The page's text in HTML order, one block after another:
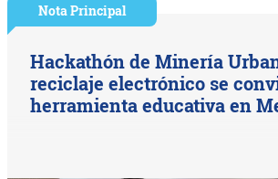
Nota Principal
Hackathón de Minería
reciclaje electrónico se
herramienta educativa en